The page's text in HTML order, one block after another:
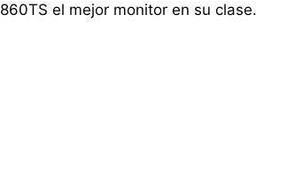
el mejor monitor en su clase.